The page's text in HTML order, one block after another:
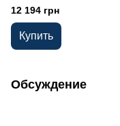
Hyundai SC 4040 Set
12 194 грн
Купить
Обсуждение